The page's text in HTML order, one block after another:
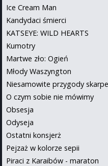
Ice Cream Man
Kandydaci śmierci
KATSEYE: WILD HEARTS
Kumotry
Martwe zło: Ogień
Młody Waszyngton
Niesamowite przygody
O czym sobie nie mówimy
Obsesja
Odyseja
Ostatni konsjerż
Pejzaż w kolorze sepii
Piraci z Karaibów - maraton